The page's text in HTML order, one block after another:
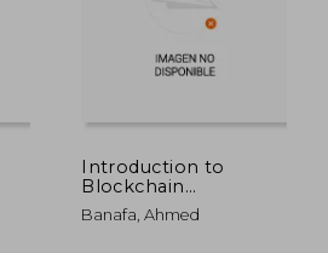
45%
Introduction to
Blockchain
Technology (en
Inglés)
Banafa, Ahmed